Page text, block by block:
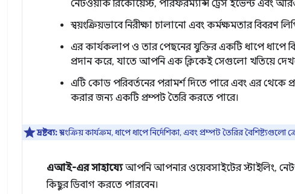
নেটওয়ার্ক রিকোয়েস্ট, পারফরম্যান্স ট্রেস ইভেন্ট এবং
স্বয়ংক্রিয়ভাবে নিরীক্ষা চালানো এবং কর্মক্ষমতার
এর কার্যকলাপ ও তার পেছনের যুক্তির একটি ধাপে
প্রদান করে, যাতে আপনি এক ক্লিকেই সেগুলো খতিয়ে
এটি কোড পরিবর্তনের পরামর্শ দিতে পারে এবং এর থেকে
করার জন্য একটি প্রম্পট তৈরি করতে পারে।
দ্রষ্টব্য:স্বয়ংক্রিয় কার্যক্রম, ধাপে ধাপে নির্দেশিকা, এবং প্রম্পট তৈরির
এআই-এর সাহায্যেআপনি আপনার ওয়েবসাইটের স্টাইলিং,
কিছুর ডিবাগ করতে পারবেন।